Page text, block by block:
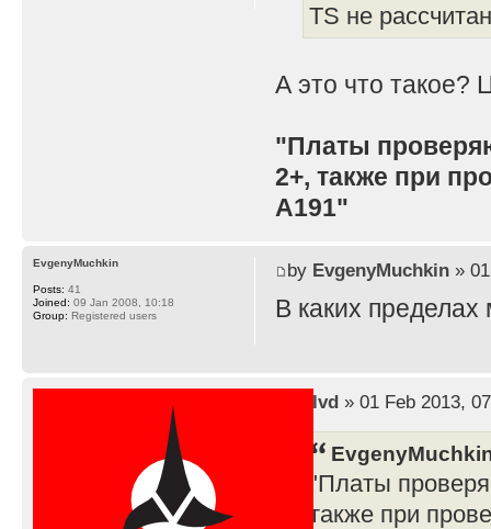
TS не
А это что такое?
"Платы
2+, также при
A191"
by EvgenyMuchkin» 01
В каких
EvgenyMuchkin
Posts: 41
Joined: 09 Jan 2008, 10:18
Group: Registered users
lvd» 01 Feb 2013,
"Платы
также при